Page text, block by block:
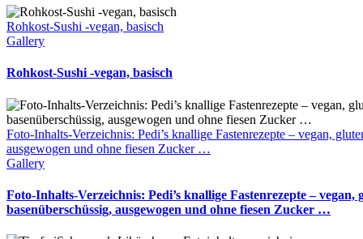
Rohkost-Sushi -vegan, basisch
Gallery
Rohkost-Sushi -vegan, basisch
Foto-Inhalts-Verzeichnis: Pedi’s knallige Fastenrezepte – vegan,
ausgewogen und ohne fiesen Zucker …
Gallery
Foto-Inhalts-Verzeichnis: Pedi’s knallige Fastenrezepte – vegan,
basenüberschüssig, ausgewogen und ohne fiesen Zucker …